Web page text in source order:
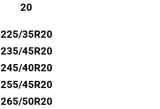
20
225/35R20
235/45R20
245/40R20
255/45R20
265/50R20